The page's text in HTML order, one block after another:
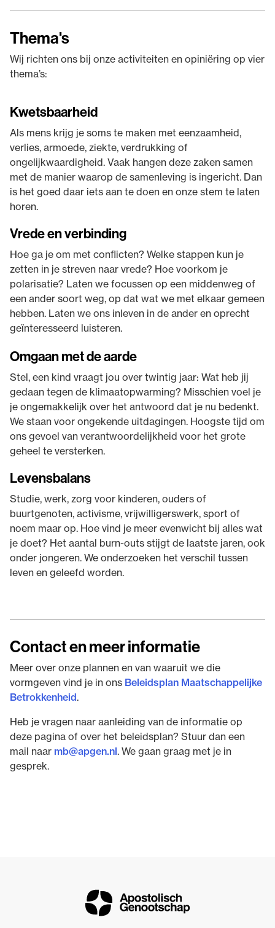
Thema's
Wij richten ons bij onze activiteiten en opiniëring op vier
thema’s:
Kwetsbaarheid
Als mens krijg je soms te maken met eenzaamheid,
verlies, armoede, ziekte, verdrukking of
ongelijkwaardigheid. Vaak hangen deze zaken samen
met de manier waarop de samenleving is ingericht. Dan
is het goed daar iets aan te doen en onze stem te laten
horen.
Vrede en verbinding
Hoe ga je om met conflicten? Welke stappen kun je
zetten in je streven naar vrede? Hoe voorkom je
polarisatie? Laten we focussen op een middenweg of
een ander soort weg, op dat wat we met elkaar gemeen
hebben. Laten we ons inleven in de ander en oprecht
geïnteresseerd luisteren.
Omgaan met de aarde
Stel, een kind vraagt jou over twintig jaar: Wat heb jij
gedaan tegen de klimaatopwarming? Misschien voel je
je ongemakkelijk over het antwoord dat je nu bedenkt.
We staan voor ongekende uitdagingen. Hoogste tijd om
ons gevoel van verantwoordelijkheid voor het grote
geheel te versterken.
Levensbalans
Studie, werk, zorg voor kinderen, ouders of
buurtgenoten, activisme, vrijwilligerswerk, sport of
noem maar op. Hoe vind je meer evenwicht bij alles wat
je doet? Het aantal burn-outs stijgt de laatste jaren, ook
onder jongeren. We onderzoeken het verschil tussen
leven en geleefd worden.
Contact en meer informatie
Meer over onze plannen en van waaruit we die
vormgeven vind je in ons Beleidsplan Maatschappelijke
Betrokkenheid.
Heb je vragen naar aanleiding van de informatie op
deze pagina of over het beleidsplan? Stuur dan een
mail naar mb@apgen.nl. We gaan graag met je in
gesprek.